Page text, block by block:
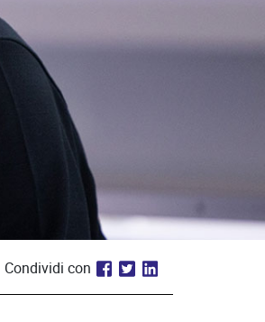
Condividi con